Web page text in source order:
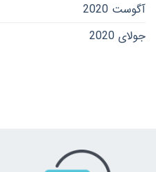
آگوست 2020
جولای 2020